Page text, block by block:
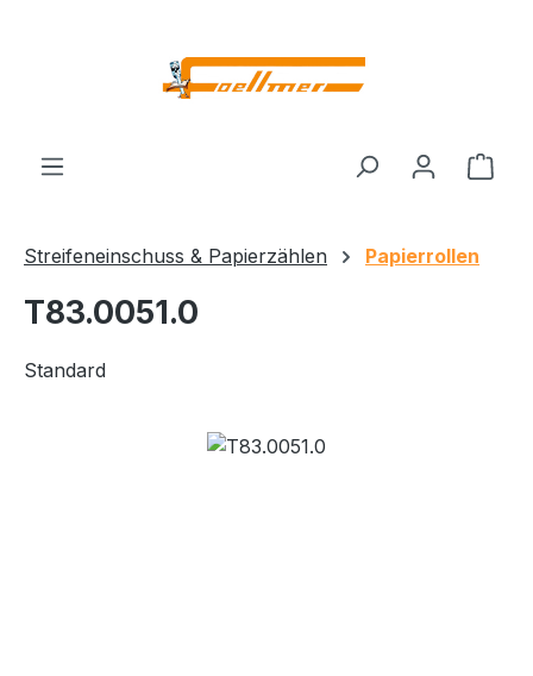
Streifeneinschuss & Papierzählen Papierrollen
T83.0051.0
Standard
Bildergalerie überspringen